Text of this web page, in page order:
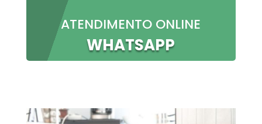
ATENDIMENTO ONLINE
WHATSAPP